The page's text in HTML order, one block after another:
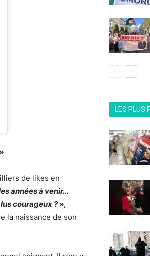
de likes en
années à venir…
courageux ? »,
la naissance de son
LES PLUS